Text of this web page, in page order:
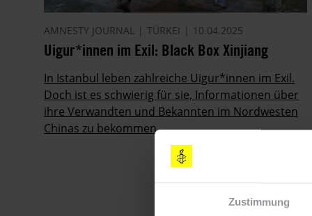
Zustimmung
AMNESTY JOURNAL TÜRKEI 10.04.2025
Uigur*innen im Exil: Black Box Xinjiang
In Istanbul leben zahlreiche Uigur*innen im Exil.
Doch ist es schwierig für sie, Informationen über
ihre Verwandten und Bekannten im Nordwesten
Chinas zu bekommen.